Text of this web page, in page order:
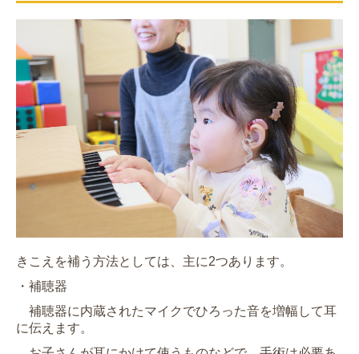
きこえを補う方法としては、主に2つあります。
・補聴器
補聴器に内蔵されたマイクでひろった音を増幅して耳
に伝えます。